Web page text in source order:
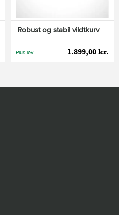
Robust og stabil vildtkurv
1.899,00 kr.
Plus lev.